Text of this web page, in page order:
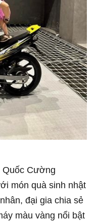
Quốc Cường
món quà sinh nhật
đại gia chia sẻ
màu vàng nổi bật